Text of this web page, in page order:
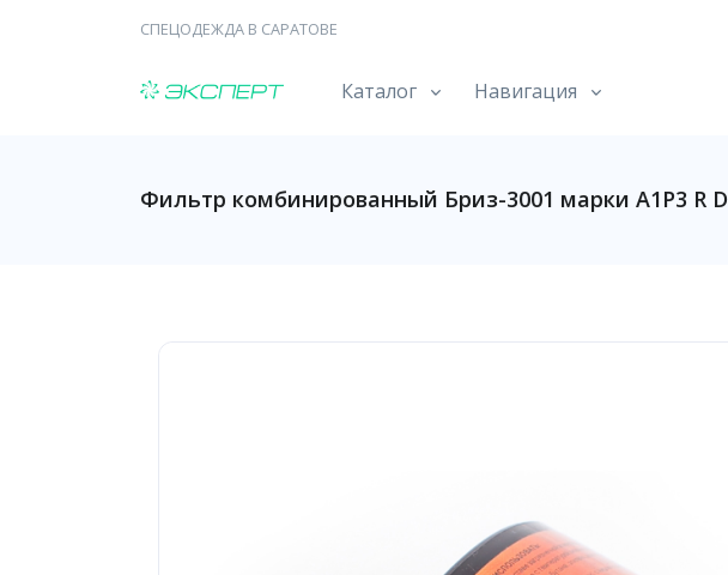
СПЕЦОДЕЖДА В САРАТОВЕ
Каталог Навигация
Фильтр комбинированный Бриз-3001 марки А1Р3 R D